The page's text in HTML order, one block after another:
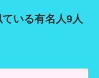
いる有名人9人